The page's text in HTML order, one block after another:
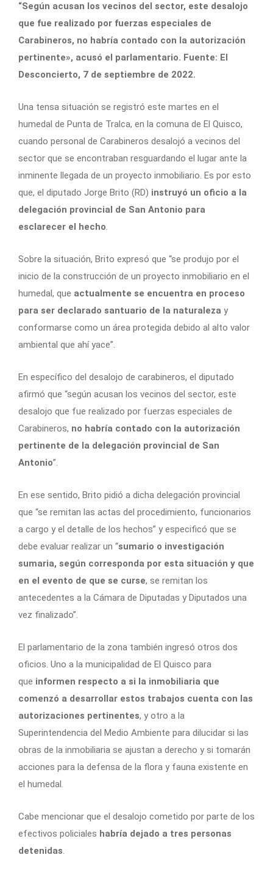
“Según acusan los vecinos del sector, este desalojo
que fue realizado por fuerzas especiales de
Carabineros, no habría contado con la autorización
pertinente», acusó el parlamentario. Fuente: El
Desconcierto, 7 de septiembre de 2022.
Una tensa situación se registró este martes en el
humedal de Punta de Tralca, en la comuna de El Quisco,
cuando personal de Carabineros desalojó a vecinos del
sector que se encontraban resguardando el lugar ante la
inminente llegada de un proyecto inmobiliario. Es por esto
que, el diputado Jorge Brito (RD) instruyó un oficio a la
delegación provincial de San Antonio para
esclarecer el hecho.
Sobre la situación, Brito expresó que “se produjo por el
inicio de la construcción de un proyecto inmobiliario en el
humedal, que actualmente se encuentra en proceso
para ser declarado santuario de la naturaleza y
conformarse como un área protegida debido al alto valor
ambiental que ahí yace”.
En específico del desalojo de carabineros, el diputado
afirmó que “según acusan los vecinos del sector, este
desalojo que fue realizado por fuerzas especiales de
Carabineros, no habría contado con la autorización
pertinente de la delegación provincial de San
Antonio”.
En ese sentido, Brito pidió a dicha delegación provincial
que “se remitan las actas del procedimiento, funcionarios
a cargo y el detalle de los hechos” y especificó que se
debe evaluar realizar un “sumario o investigación
sumaria, según corresponda por esta situación y que
en el evento de que se curse, se remitan los
antecedentes a la Cámara de Diputadas y Diputados una
vez finalizado”.
El parlamentario de la zona también ingresó otros dos
oficios. Uno a la municipalidad de El Quisco para
que informen respecto a si la inmobiliaria que
comenzó a desarrollar estos trabajos cuenta con las
autorizaciones pertinentes, y otro a la
Superintendencia del Medio Ambiente para dilucidar si las
obras de la inmobiliaria se ajustan a derecho y si tomarán
acciones para la defensa de la flora y fauna existente en
el humedal.
Cabe mencionar que el desalojo cometido por parte de los
efectivos policiales habría dejado a tres personas
detenidas.